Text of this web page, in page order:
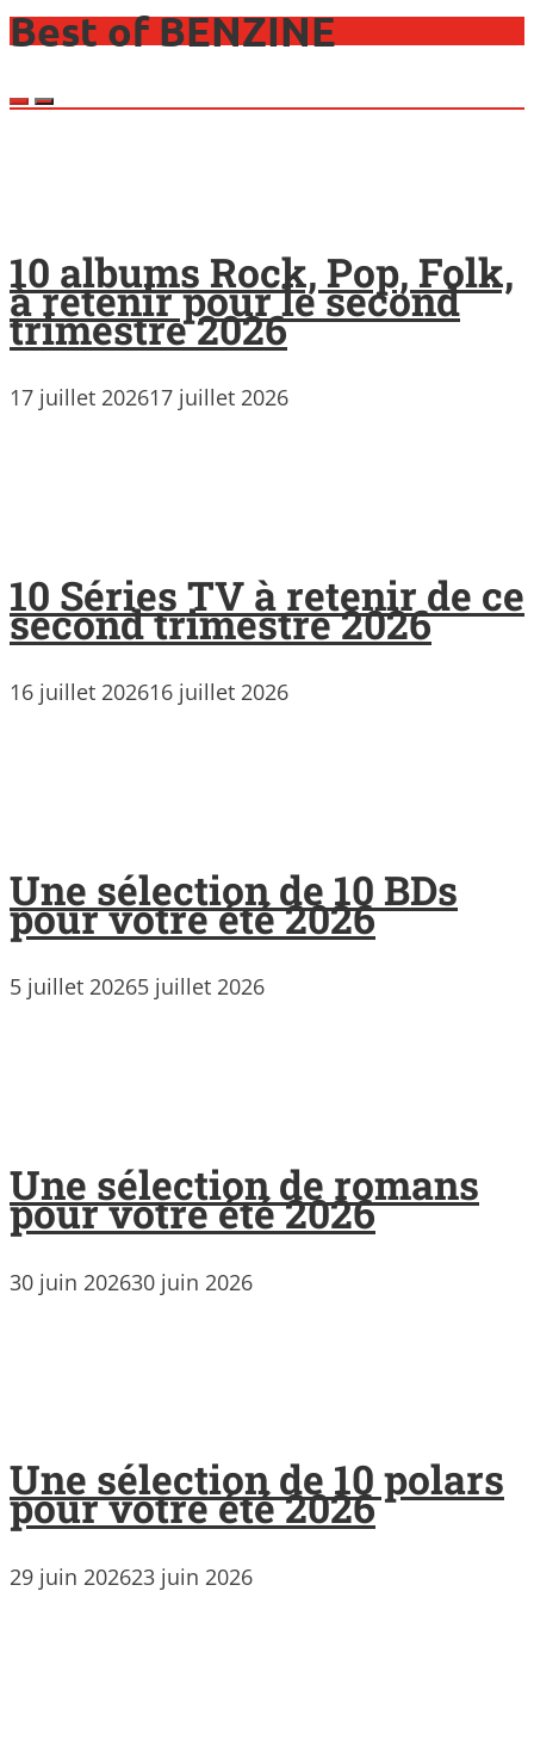
Best of BENZINE
10 albums Rock, Pop, Folk,
à retenir pour le second
trimestre 2026
17 juillet 202617 juillet 2026
10 Séries TV à retenir de ce
second trimestre 2026
16 juillet 202616 juillet 2026
Une sélection de 10 BDs
pour votre été 2026
5 juillet 20265 juillet 2026
Une sélection de romans
pour votre été 2026
30 juin 202630 juin 2026
Une sélection de 10 polars
pour votre été 2026
29 juin 202623 juin 2026